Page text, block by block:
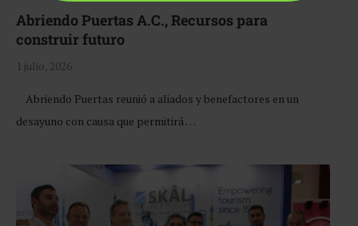
Abriendo Puertas A.C., Recursos para
construir futuro
1 julio, 2026
Abriendo Puertas reunió a aliados y benefactores en un
desayuno con causa que permitirá …